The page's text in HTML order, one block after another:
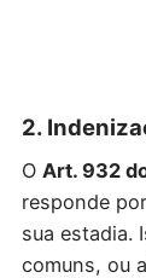
2.
O Art. 932
responde
sua estadia.
comuns, ou